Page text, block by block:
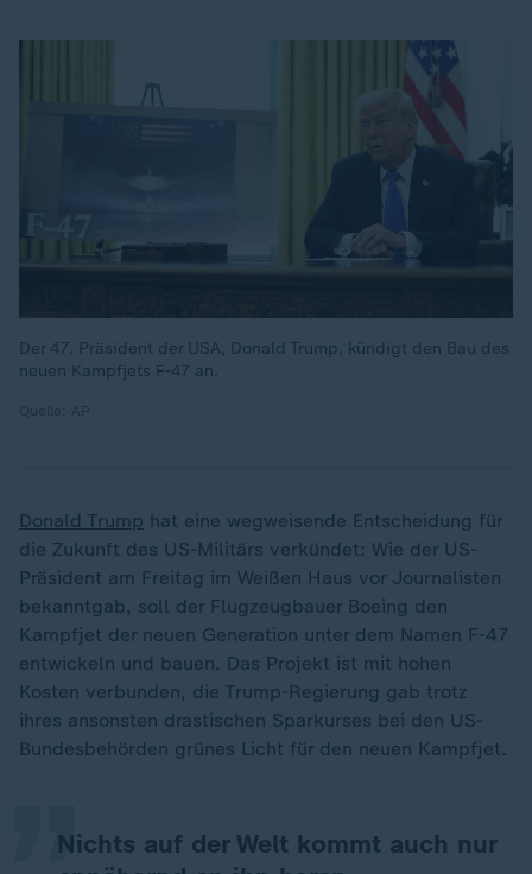
Der 47. Präsident der USA, Donald Trump, kündigt den Bau des
neuen Kampfjets F-47 an.
Donald Trump hat eine wegweisende Entscheidung für
die Zukunft des US-Militärs verkündet: Wie der US-
Präsident am Freitag im Weißen Haus vor Journalisten
bekanntgab, soll der Flugzeugbauer Boeing den
Kampfjet der neuen Generation unter dem Namen F-47
entwickeln und bauen. Das Projekt ist mit hohen
Kosten verbunden, die Trump-Regierung gab trotz
ihres ansonsten drastischen Sparkurses bei den US-
Bundesbehörden grünes Licht für den neuen Kampfjet.
Nichts auf der Welt kommt auch nur
„